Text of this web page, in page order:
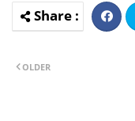
OLDER